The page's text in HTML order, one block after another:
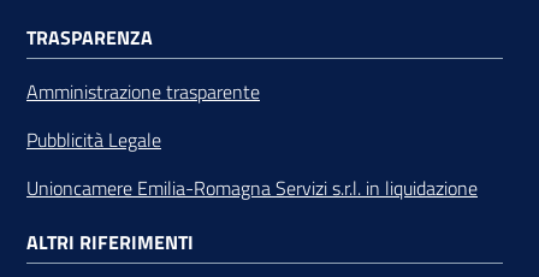
TRASPARENZA
Amministrazione trasparente
Pubblicità Legale
Unioncamere Emilia-Romagna Servizi s.r.l. in liquidazione
ALTRI RIFERIMENTI